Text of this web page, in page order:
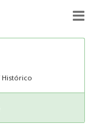
Histórico